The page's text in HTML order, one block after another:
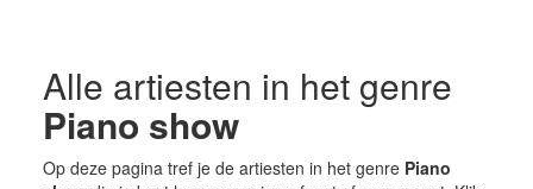
Alle artiesten in het genre
Piano show
Op deze pagina tref je de artiesten in het genre Piano